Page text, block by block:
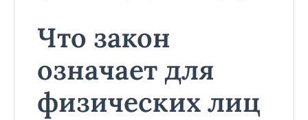
Что закон
означает для
физических лиц